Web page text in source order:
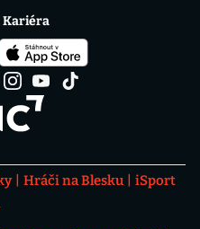
Hráči na Blesku
iSport
Kariéra